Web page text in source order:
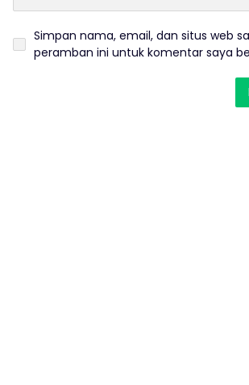
Simpan nama, email, dan situs web
peramban ini untuk komentar saya